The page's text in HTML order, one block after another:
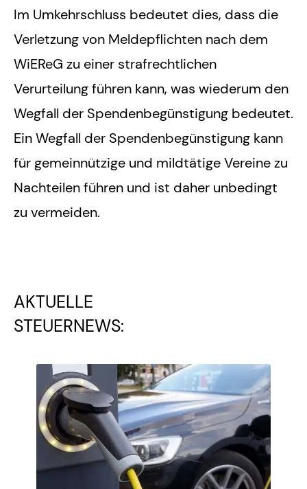
Im Umkehrschluss bedeutet dies, dass die
Verletzung von Meldepflichten nach dem
WiEReG zu einer strafrechtlichen
Verurteilung führen kann, was wiederum den
Wegfall der Spendenbegünstigung bedeutet.
Ein Wegfall der Spendenbegünstigung kann
für gemeinnützige und mildtätige Vereine zu
Nachteilen führen und ist daher unbedingt
zu vermeiden.
AKTUELLE
STEUERNEWS: